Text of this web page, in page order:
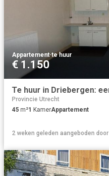
Appartement·te huur
€ 1.150
Provincie Utrecht
45 m²1 KamerAppartement
2 weken geleden aangeboden door